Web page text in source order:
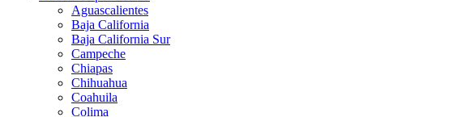
Aguascalientes
Baja California
Baja California Sur
Campeche
Chiapas
Chihuahua
Coahuila
Colima